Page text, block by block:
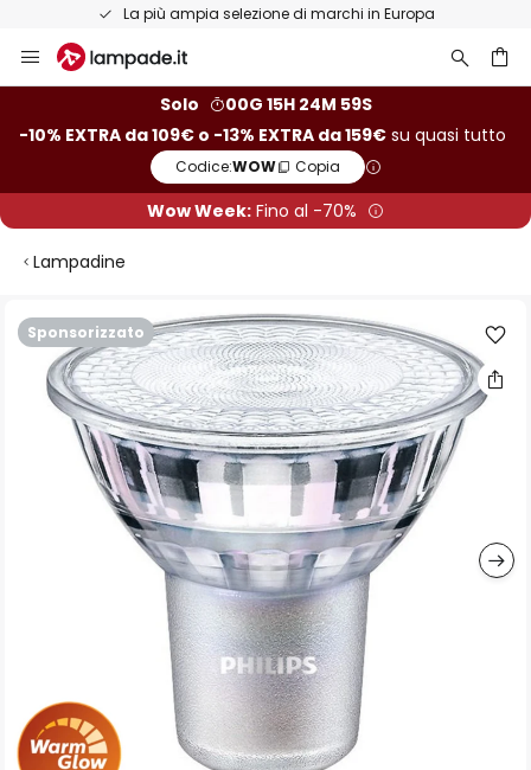
La più ampia selezione di marchi in Europa
Salta
al
Solo
00G 15H 24M 59S
-10% EXTRA da 109€ o -13% EXTRA da 159€ su quasi tutto
Codice:WOW Copia
Wow Week: Fino al -70%
Lampadine
Sponsorizzato
Vai
alla
della